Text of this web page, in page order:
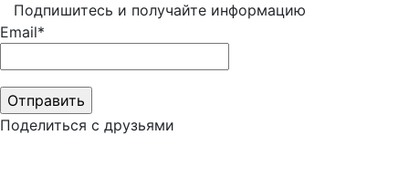
Подпишитесь и получайте информацию
Email*
Поделиться с друзьями